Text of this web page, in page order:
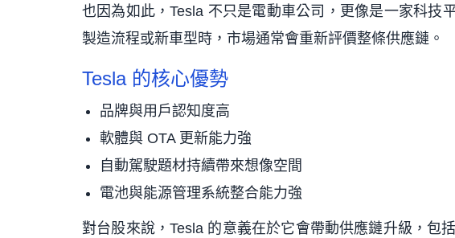
也因為如此，Tesla 不只是電動車公司，更像是一家科技
製造流程或新車型時，市場通常會重新評價整條供應鏈。
Tesla 的核心優勢
品牌與用戶認知度高
軟體與 OTA 更新能力強
自動駕駛題材持續帶來想像空間
電池與能源管理系統整合能力強
對台股來說，Tesla 的意義在於它會帶動供應鏈升級，包